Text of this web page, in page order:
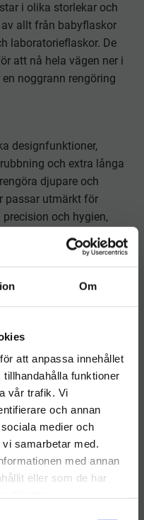
Om
att anpassa innehållet
funktioner
vår trafik. Vi
och annan
medier och
samarbetar med.
med annan
eller som de har
i olika storlekar och
allt från babyflaskor
laboratorieflaskor. De
att nå hela vägen ner i
noggrann rengöring
designfunktioner,
och extra långa
djupare och
passar utmärkt för
och hygien,
minskar belastningen på
användning eller
flaskborstar och hitta
Vi erbjuder hållbara,
för alla typer av
gärna för rådgivning
privatperson?